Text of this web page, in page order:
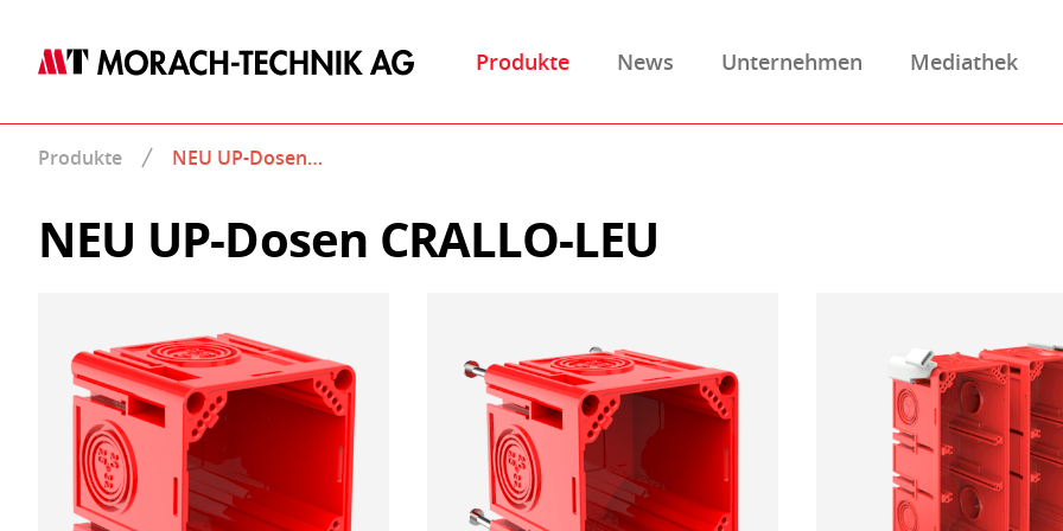
Produkte News Unternehmen Mediathek
Produkte NEU UP-Dosen…
NEU UP-Dosen CRALLO-LEU